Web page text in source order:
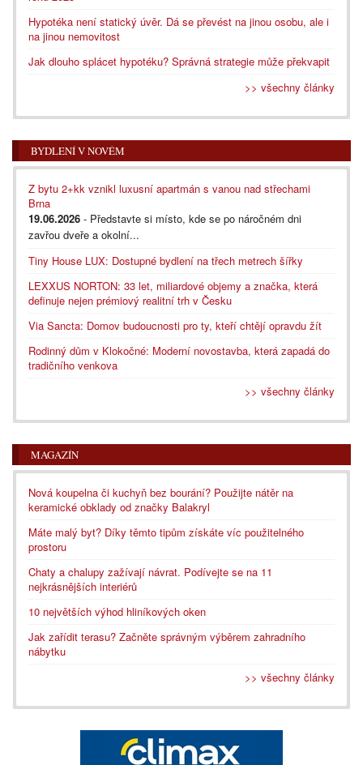
Hypotéka není statický úvěr. Dá se převést na jinou osobu, ale i
na jinou nemovitost
Jak dlouho splácet hypotéku? Správná strategie může překvapit
>> všechny články
BYDLENÍ V NOVÉM
Z bytu 2+kk vznikl luxusní apartmán s vanou nad střechami
Brna
19.06.2026 - Představte si místo, kde se po náročném dni
zavřou dveře a okolní...
Tiny House LUX: Dostupné bydlení na třech metrech šířky
LEXXUS NORTON: 33 let, miliardové objemy a značka, která
definuje nejen prémiový realitní trh v Česku
Via Sancta: Domov budoucnosti pro ty, kteří chtějí opravdu žít
Rodinný dům v Klokočné: Moderní novostavba, která zapadá do
tradičního venkova
>> všechny články
MAGAZÍN
Nová koupelna či kuchyň bez bourání? Použijte nátěr na
keramické obklady od značky Balakryl
Máte malý byt? Díky těmto tipům získáte víc použitelného
prostoru
Chaty a chalupy zažívají návrat. Podívejte se na 11
nejkrásnějších interiérů
10 největších výhod hliníkových oken
Jak zařídit terasu? Začněte správným výběrem zahradního
nábytku
>> všechny články